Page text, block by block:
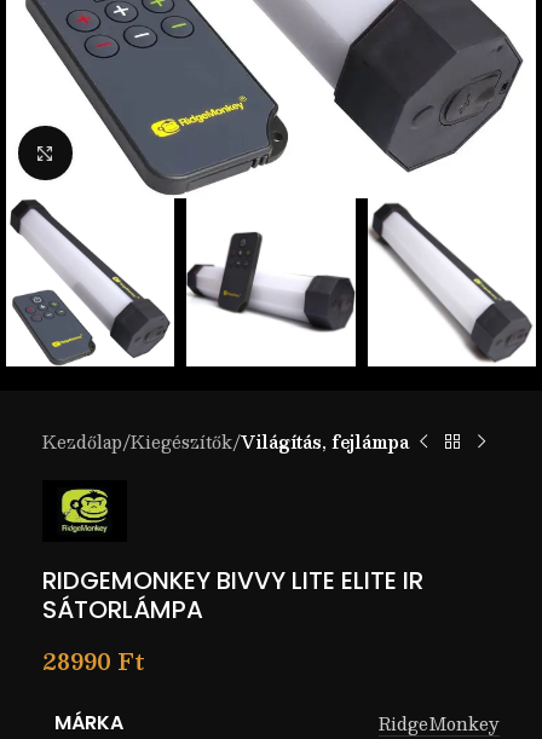
Nagyítás
Kezdőlap Kiegészítők Világítás, fejlámpa
RIDGEMONKEY BIVVY LITE ELITE IR
SÁTORLÁMPA
28990 Ft
MÁRKA RidgeMonkey